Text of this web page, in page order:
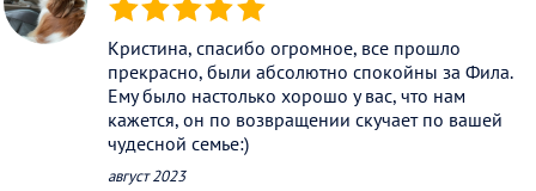
(*) (*) (*) (*) (*)
Кристина, спасибо огромное, все прошло
прекрасно, были абсолютно спокойны за Фила.
Ему было настолько хорошо у вас, что нам
кажется, он по возвращении скучает по вашей
чудесной семье:)
август 2023